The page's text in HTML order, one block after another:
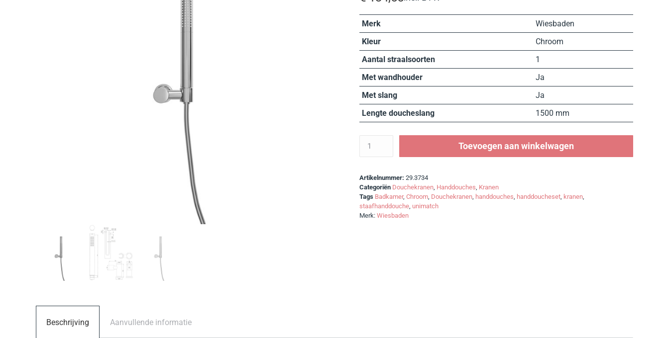
Merk
Wiesbaden
Kleur
Chroom
Aantal straalsoorten
1
Met wandhouder
Ja
Met slang
Ja
Lengte doucheslang
1500 mm
Toevoegen aan winkelwagen
Artikelnummer: 29.3734
Categoriën Douchekranen, Handdouches, Kranen
Tags Badkamer, Chroom, Douchekranen, handdouches, handdoucheset, kranen,
staafhanddouche, unimatch
Merk: Wiesbaden
Beschrijving Aanvullende informatie